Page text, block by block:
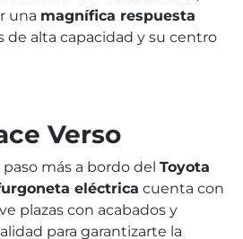
una magnífica respuesta
de alta capacidad y su centro
Verso
más a bordo del Toyota
eléctrica cuenta con
plazas con acabados y
para garantizarte la